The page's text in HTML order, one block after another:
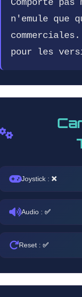
Comporte
n'emule que
pour les
Joystick : ❌
Audio : ✅
Reset : ✅